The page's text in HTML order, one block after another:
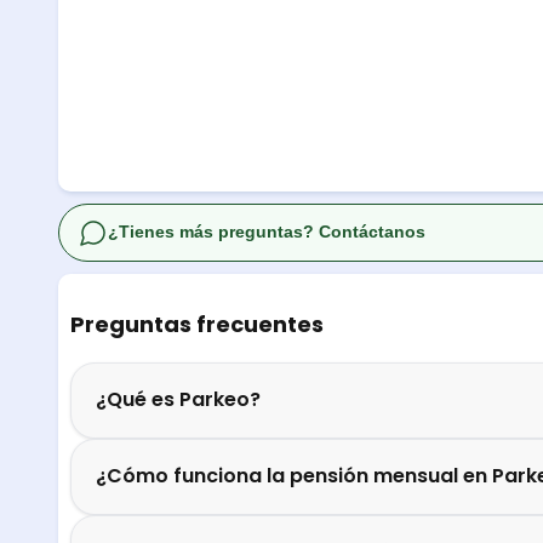
Preguntas frecuentes
¿Qué es Parkeo?
¿Cómo funciona la pensión mensual en
¿Tienes más preguntas? Contáctanos